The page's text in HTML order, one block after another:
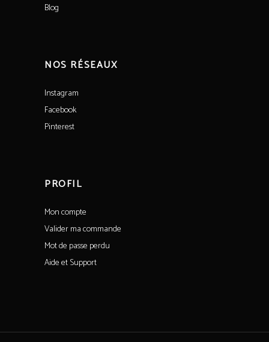
Blog
NOS RÉSEAUX
Instagram
Facebook
Pinterest
PROFIL
Mon compte
Valider ma commande
Mot de passe perdu
Aide et Support